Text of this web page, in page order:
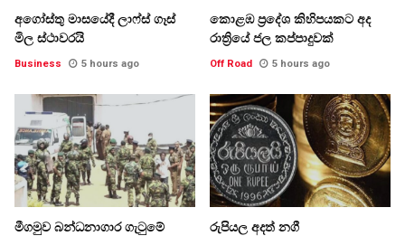
අගෝස්තු මාසයේදී ලාෆ්ස් ගෑස්
මිල ස්ථාවරයි
Business 5 hours ago
කොළඹ ප්‍රදේශ කිහිපයකට අද
රාත්‍රියේ ජල කප්පාදුවක්
Off Road 5 hours ago
මීගමුව බන්ධනාගාර ගැටුමේ
රුපියල අදත් නගී